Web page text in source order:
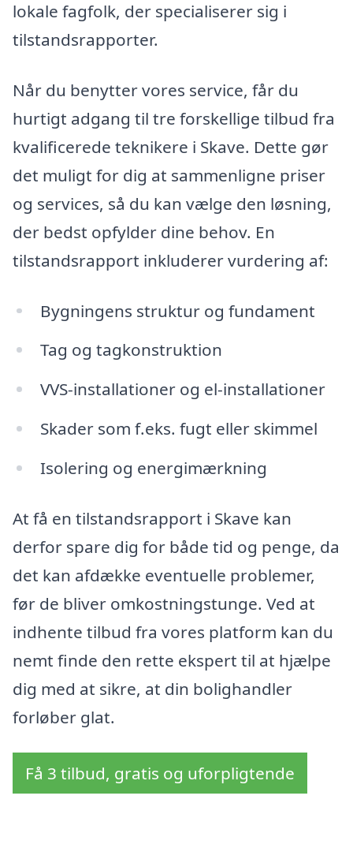
lokale fagfolk, der specialiserer sig i
tilstandsrapporter.
Når du benytter vores service, får du
hurtigt adgang til tre forskellige tilbud fra
kvalificerede teknikere i Skave. Dette gør
det muligt for dig at sammenligne priser
og services, så du kan vælge den løsning,
der bedst opfylder dine behov. En
tilstandsrapport inkluderer vurdering af:
Bygningens struktur og fundament
Tag og tagkonstruktion
VVS-installationer og el-installationer
Skader som f.eks. fugt eller skimmel
Isolering og energimærkning
At få en tilstandsrapport i Skave kan
derfor spare dig for både tid og penge, da
det kan afdække eventuelle problemer,
før de bliver omkostningstunge. Ved at
indhente tilbud fra vores platform kan du
nemt finde den rette ekspert til at hjælpe
dig med at sikre, at din bolighandler
forløber glat.
Få 3 tilbud, gratis og uforpligtende